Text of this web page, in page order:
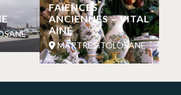
FAÏENCES
ANCIENNES – VITAL
AÎNÉ
MARTRES-TOLOSANE